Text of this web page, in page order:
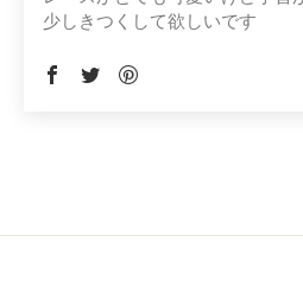
少しきつくして欲しいです